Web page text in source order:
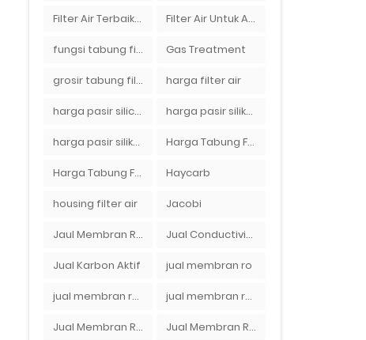
Filter Air Terbaik di Jakarta Filter Air Untuk Aquarium
fungsi tabung filter Gas Treatment
grosir tabung filter air harga filter air
harga pasir silica per ton per kg harga pasir silika per ton per kg
harga pasir silika putih Harga Tabung Filter 1054
Harga Tabung Filter Air Sumur Haycarb
housing filter air Jacobi
Jaul Membran Ro 2000 GPD Harga Murah Jual Conductivity Meter Lutron
Jual Karbon Aktif jual membran ro
jual membran ro 2000 gpd murah jual membran ro di bandung
Jual Membran RO Di Jakarta Selatan Jual Membran RO Di Lampung